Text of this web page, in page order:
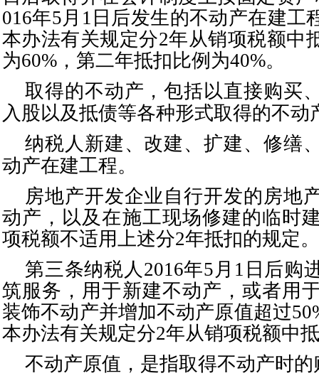
016年5月1日后发生的不动产在建工
本办法有关规定分2年从销项税额中
为60%，第二年抵扣比例为40%。
取得的不动产，包括以直接购买
入股以及抵债等各种形式取得的不动
纳税人新建、改建、扩建、修缮
动产在建工程。
房地产开发企业自行开发的房地
动产，以及在施工现场修建的临时
项税额不适用上述分2年抵扣的规定。
第三条纳税人 2016年5月1日后购
筑服务，用于新建不动产，或者用
装饰不动产并增加不动产原值超过
本办法有关规定分2年从销项税额中
不动产原值，是指取得不动产时